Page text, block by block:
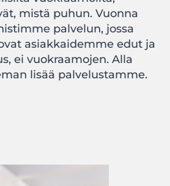
mistä puhun. Vuonna
palvelun, jossa
asiakkaidemme edut ja
ei vuokraamojen. Alla
lisää palvelustamme.